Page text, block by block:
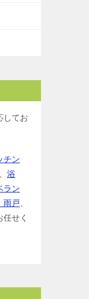
してお
チン
浴
ラン
雨戸
せく